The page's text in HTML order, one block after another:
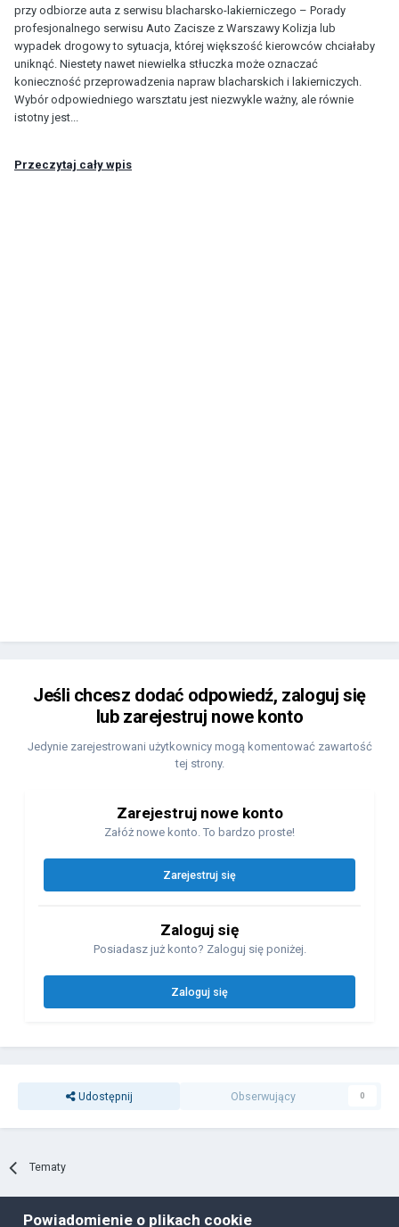
przy odbiorze auta z serwisu blacharsko-lakierniczego – Porady
profesjonalnego serwisu Auto Zacisze z Warszawy Kolizja lub
wypadek drogowy to sytuacja, której większość kierowców chciałaby
uniknąć. Niestety nawet niewielka stłuczka może oznaczać
konieczność przeprowadzenia napraw blacharskich i lakierniczych.
Wybór odpowiedniego warsztatu jest niezwykle ważny, ale równie
istotny jest...
Przeczytaj cały wpis
Jeśli chcesz dodać odpowiedź, zaloguj się
lub zarejestruj nowe konto
Jedynie zarejestrowani użytkownicy mogą komentować zawartość
tej strony.
Zarejestruj nowe konto
Załóż nowe konto. To bardzo proste!
Zarejestruj się
Zaloguj się
Posiadasz już konto? Zaloguj się poniżej.
Zaloguj się
Udostępnij Obserwujący 0
Tematy
Polityka prywatności Ciasteczka
Powiadomienie o plikach cookie